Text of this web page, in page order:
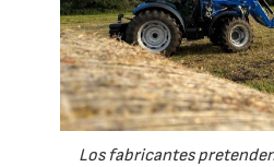
Los fabricantes